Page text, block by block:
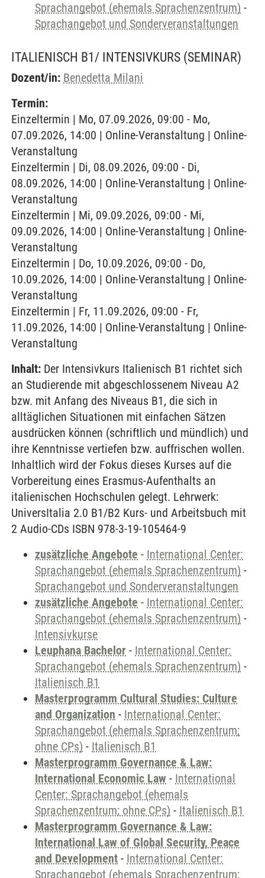
Sprachangebot (ehemals Sprachenzentrum) -
Sprachangebot und Sonderveranstaltungen
ITALIENISCH B1/ INTENSIVKURS (SEMINAR)
Dozent/in: Benedetta Milani
Termin:
Einzeltermin | Mo, 07.09.2026, 09:00 - Mo,
07.09.2026, 14:00 | Online-Veranstaltung | Online-
Veranstaltung
Einzeltermin | Di, 08.09.2026, 09:00 - Di,
08.09.2026, 14:00 | Online-Veranstaltung | Online-
Veranstaltung
Einzeltermin | Mi, 09.09.2026, 09:00 - Mi,
09.09.2026, 14:00 | Online-Veranstaltung | Online-
Veranstaltung
Einzeltermin | Do, 10.09.2026, 09:00 - Do,
10.09.2026, 14:00 | Online-Veranstaltung | Online-
Veranstaltung
Einzeltermin | Fr, 11.09.2026, 09:00 - Fr,
11.09.2026, 14:00 | Online-Veranstaltung | Online-
Veranstaltung
Inhalt: Der Intensivkurs Italienisch B1 richtet sich
an Studierende mit abgeschlossenem Niveau A2
bzw. mit Anfang des Niveaus B1, die sich in
alltäglichen Situationen mit einfachen Sätzen
ausdrücken können (schriftlich und mündlich) und
ihre Kenntnisse vertiefen bzw. auffrischen wollen.
Inhaltlich wird der Fokus dieses Kurses auf die
Vorbereitung eines Erasmus-Aufenthalts an
italienischen Hochschulen gelegt. Lehrwerk:
UniversItalia 2.0 B1/B2 Kurs- und Arbeitsbuch mit
2 Audio-CDs ISBN 978-3-19-105464-9
zusätzliche Angebote - International Center:
Sprachangebot (ehemals Sprachenzentrum) -
Sprachangebot und Sonderveranstaltungen
zusätzliche Angebote - International Center:
Sprachangebot (ehemals Sprachenzentrum) -
Intensivkurse
Leuphana Bachelor - International Center:
Sprachangebot (ehemals Sprachenzentrum) -
Italienisch B1
Masterprogramm Cultural Studies: Culture
and Organization - International Center:
Sprachangebot (ehemals Sprachenzentrum;
ohne CPs) - Italienisch B1
Masterprogramm Governance & Law:
International Economic Law - International
Center: Sprachangebot (ehemals
Sprachenzentrum; ohne CPs) - Italienisch B1
Masterprogramm Governance & Law:
International Law of Global Security, Peace
and Development - International Center:
Sprachangebot (ehemals Sprachenzentrum;